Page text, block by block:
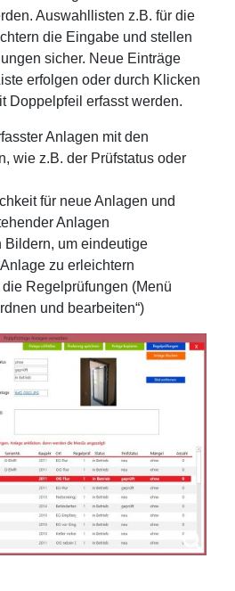
Auswahllisten z.B. für die
die Eingabe und stellen
sicher. Neue Einträge
erfolgen oder durch Klicken
Doppelpfeil erfasst werden.
Anlagen mit den
wie z.B. der Prüfstatus oder
für neue Anlagen und
Anlagen
Bildern, um eindeutige
zu erleichtern
Regelprüfungen (Menü
und bearbeiten“)